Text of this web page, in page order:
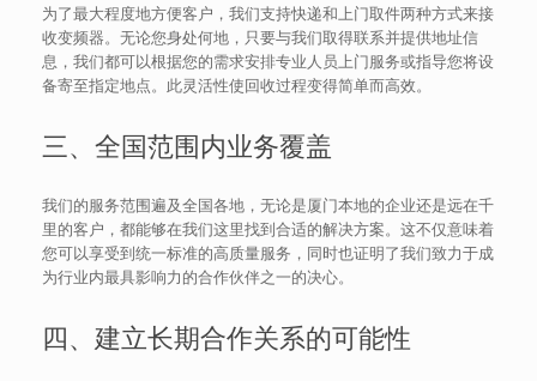
为了最大程度地方便客户，我们支持快递和上门取件两种方式来接
收变频器。无论您身处何地，只要与我们取得联系并提供地址信
息，我们都可以根据您的需求安排专业人员上门服务或指导您将设
备寄至指定地点。此灵活性使回收过程变得简单而高效。
三、全国范围内业务覆盖
我们的服务范围遍及全国各地，无论是厦门本地的企业还是远在千
里的客户，都能够在我们这里找到合适的解决方案。这不仅意味着
您可以享受到统一标准的高质量服务，同时也证明了我们致力于成
为行业内最具影响力的合作伙伴之一的决心。
四、建立长期合作关系的可能性